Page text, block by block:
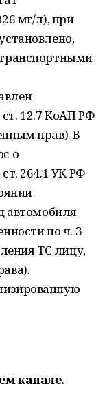
мг/л), при
12.7 КоАП РФ
прав). В
о
264.1 УК РФ
автомобиля
по ч. 3
ТС лицу,
канале.